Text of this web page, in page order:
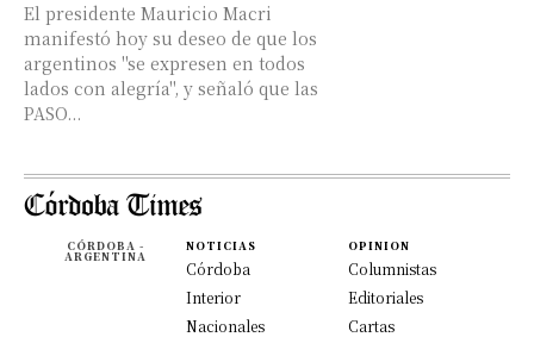
El presidente Mauricio Macri
manifestó hoy su deseo de que los
argentinos "se expresen en todos
lados con alegría", y señaló que las
PASO...
CÓRDOBA -
ARGENTINA
NOTICIAS
Córdoba
Interior
Nacionales
OPINION
Columnistas
Editoriales
Cartas